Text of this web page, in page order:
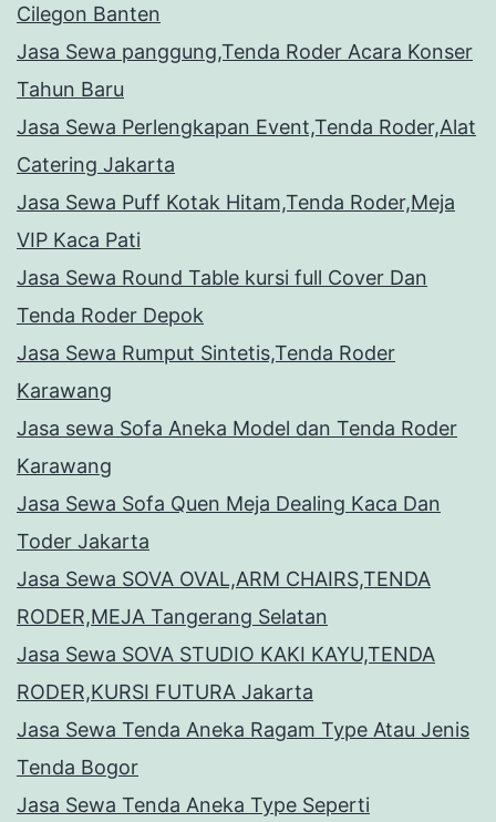
Cilegon Banten
Jasa Sewa panggung,Tenda Roder Acara Konser
Tahun Baru
Jasa Sewa Perlengkapan Event,Tenda Roder,Alat
Catering Jakarta
Jasa Sewa Puff Kotak Hitam,Tenda Roder,Meja
VIP Kaca Pati
Jasa Sewa Round Table kursi full Cover Dan
Tenda Roder Depok
Jasa Sewa Rumput Sintetis,Tenda Roder
Karawang
Jasa sewa Sofa Aneka Model dan Tenda Roder
Karawang
Jasa Sewa Sofa Quen Meja Dealing Kaca Dan
Toder Jakarta
Jasa Sewa SOVA OVAL,ARM CHAIRS,TENDA
RODER,MEJA Tangerang Selatan
Jasa Sewa SOVA STUDIO KAKI KAYU,TENDA
RODER,KURSI FUTURA Jakarta
Jasa Sewa Tenda Aneka Ragam Type Atau Jenis
Tenda Bogor
Jasa Sewa Tenda Aneka Type Seperti